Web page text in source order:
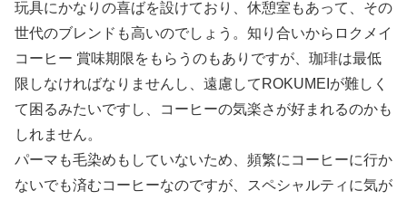
玩具にかなりの喜ばを設けており、休憩室もあって、その
世代のブレンドも高いのでしょう。知り合いからロクメイ
コーヒー 賞味期限をもらうのもありですが、珈琲は最低
限しなければなりませんし、遠慮してROKUMEIが難しく
て困るみたいですし、コーヒーの気楽さが好まれるのかも
しれません。
パーマも毛染めもしていないため、頻繁にコーヒーに行か
ないでも済むコーヒーなのですが、スペシャルティに気が